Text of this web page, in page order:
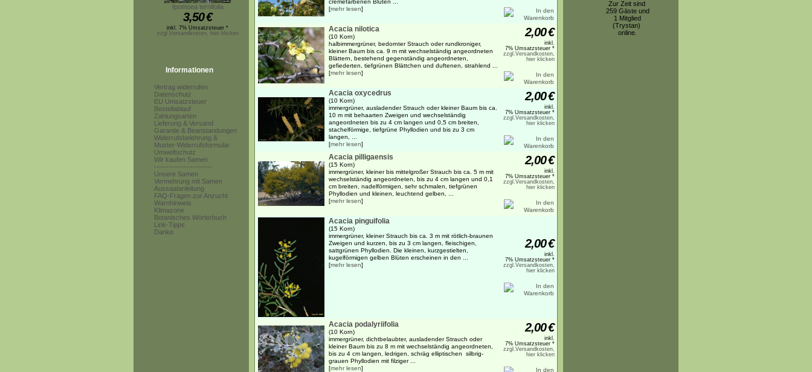
Ipomoea ternifolia
3,50€
inkl. 7% Umsatzsteuer *
zzgl.Versandkosten, hier klicken
Informationen
Vertrag widerrufen
Datenschutz
EU Umsatzsteuer
Bestellablauf
Zahlungsarten
Lieferung & Versand
Garantie & Beanstandungen
Widerrufsbelehrung &
Muster-Widerrufsformular
Umweltschutz
Wir kaufen Samen
------------------------
Unsere Samen
Vermehrung mit Samen
Aussaatanleitung
FAQ-Fragen zur Anzucht
Warnhinweis
Klimazone
Botanisches Wörterbuch
Link-Tipps
Danke
cremefarbenen Blüten ...
[mehr lesen]
Acacia nilotica
(10 Korn)
halbimmergrüner, bedornter Strauch oder rundkroniger,
kleiner Baum bis ca. 9 m mit wechselständig angeordneten
Blättern, bestehend gegenständig angeordneten,
gefiederten, tiefgrünen Blättchen und duftenen, strahlend ...
[mehr lesen]
2,00€
inkl.
7% Umsatzsteuer *
zzgl.Versandkosten,
hier klicken
Acacia oxycedrus
(10 Korn)
immergrüner, ausladender Strauch oder kleiner Baum bis ca.
10 m mit behaarten Zweigen und wechselständig
angeordneten bis zu 4 cm langen und 0,5 cm breiten,
stachelförmige, tiefgrüne Phyllodien und bis zu 3 cm
langen, ...
[mehr lesen]
2,00€
inkl.
7% Umsatzsteuer *
zzgl.Versandkosten,
hier klicken
Acacia pilligaensis
(15 Korn)
immergrüner, kleiner bis mittelgroßer Strauch bis ca. 5 m mit
wechselständig angeordneten, bis zu 4 cm langen und 0,1
cm breiten, nadelförmigen, sehr schmalen, tiefgrünen
Phyllodien und kleinen, leuchtend gelben, ...
[mehr lesen]
2,00€
inkl.
7% Umsatzsteuer *
zzgl.Versandkosten,
hier klicken
Acacia pinguifolia
(15 Korn)
immergrüner, kleiner Strauch bis ca. 3 m mit rötlich-braunen
Zweigen und kurzen, bis zu 3 cm langen, fleischigen,
sattgrünen Phyllodien. Die kleinen, kurzgestielten,
kugelförmigen gelben Blüten erscheinen in den ...
[mehr lesen]
2,00€
inkl.
7% Umsatzsteuer *
zzgl.Versandkosten,
hier klicken
Acacia podalyriifolia
(10 Korn)
immergrüner, dichtbelaubter, ausladender Strauch oder
kleiner Baum bis zu 8 m mit wechselständig angeordneten,
bis zu 4 cm langen, ledrigen, schräg elliptischen silbrig-
grauen Phyllodien mit filziger ...
[mehr lesen]
2,00€
inkl.
7% Umsatzsteuer *
zzgl.Versandkosten,
hier klicken
Zur Zeit sind
259 Gäste und
1 Mitglied
(Trystan)
online.